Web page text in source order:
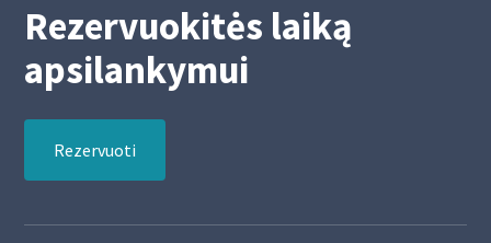
Rezervuokitės laiką
apsilankymui
Rezervuoti